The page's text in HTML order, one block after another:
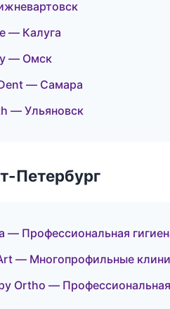
— Калуга
— Омск
— Самара
— Ульяновск
Петербург
— Профессиональная
— Многопрофильные
Ortho — Профессиональная